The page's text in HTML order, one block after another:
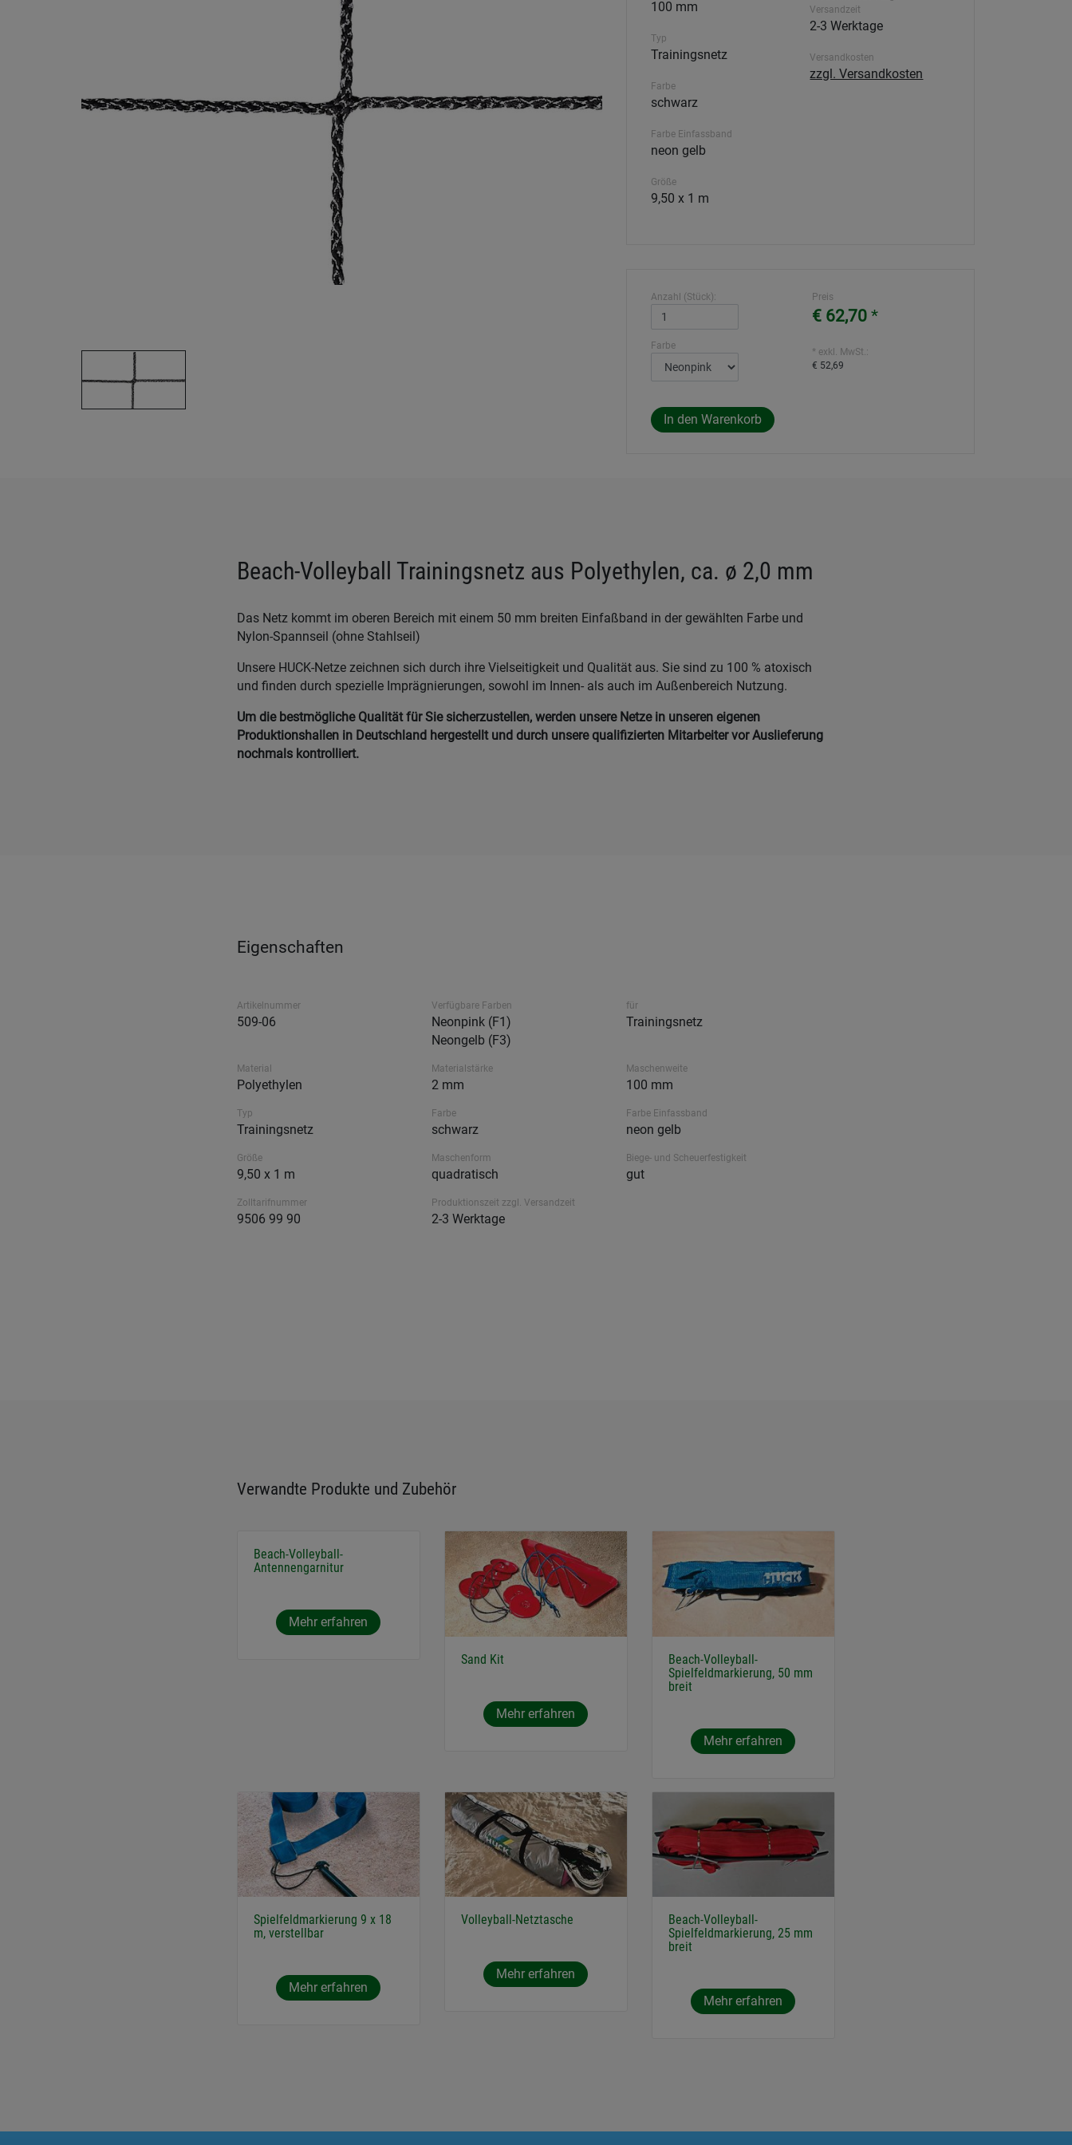
100 mm
Typ
Trainingsnetz
Farbe
schwarz
Farbe Einfassband
neon gelb
Größe
9,50 x 1 m
Versandzeit
2-3 Werktage
Versandkosten
zzgl. Versandkosten
Anzahl (Stück):
Farbe
Preis
€ 62,70 *
* exkl. MwSt.:
€ 52,69
Beach-Volleyball Trainingsnetz aus Polyethylen, ca. ø 2,0 mm
Das Netz kommt im oberen Bereich mit einem 50 mm breiten Einfaßband in der gewählten Farbe und
Nylon-Spannseil (ohne Stahlseil)
Unsere HUCK-Netze zeichnen sich durch ihre Vielseitigkeit und Qualität aus. Sie sind zu 100 % atoxisch
und finden durch spezielle Imprägnierungen, sowohl im Innen- als auch im Außenbereich Nutzung.
Um die bestmögliche Qualität für Sie sicherzustellen, werden unsere Netze in unseren eigenen
Produktionshallen in Deutschland hergestellt und durch unsere qualifizierten Mitarbeiter vor Auslieferung
nochmals kontrolliert.
Eigenschaften
Artikelnummer
509-06
Verfügbare Farben
Neonpink (F1)
Neongelb (F3)
für
Trainingsnetz
Material
Polyethylen
Materialstärke
2 mm
Maschenweite
100 mm
Typ
Trainingsnetz
Farbe
schwarz
Farbe Einfassband
neon gelb
Größe
9,50 x 1 m
Maschenform
quadratisch
Biege- und Scheuerfestigkeit
gut
Zolltarifnummer
9506 99 90
Produktionszeit zzgl. Versandzeit
2-3 Werktage
Verwandte Produkte und Zubehör
Beach-Volleyball-
Antennengarnitur
Mehr erfahren
Sand Kit
Mehr erfahren
Beach-Volleyball-
Spielfeldmarkierung, 50 mm
breit
Mehr erfahren
Spielfeldmarkierung 9 x 18
m, verstellbar
Mehr erfahren
Volleyball-Netztasche
Mehr erfahren
Beach-Volleyball-
Spielfeldmarkierung, 25 mm
breit
Mehr erfahren